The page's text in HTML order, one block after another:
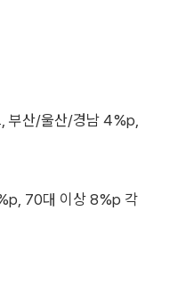
, 부산/울산/경남 4%p,
70대 이상 8%p 각